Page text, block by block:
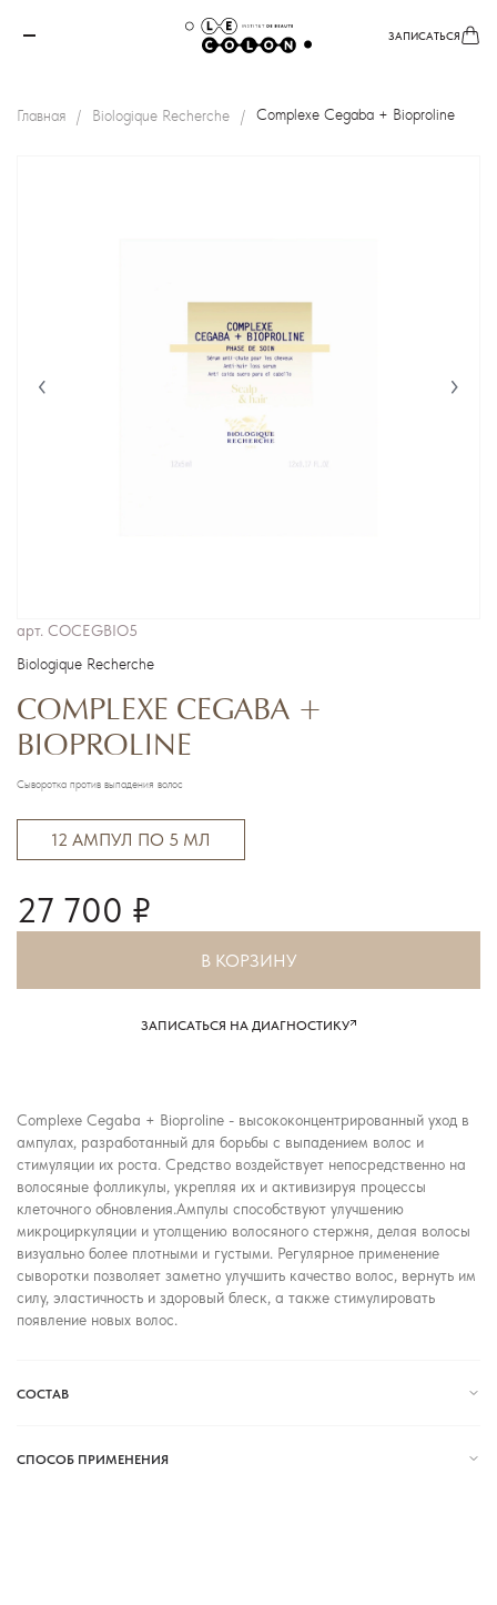
ЗАПИСАТЬСЯ
Главная Biologique Recherche Complexe Cegaba + Bioproline
арт. COCEGBIO5
Biologique Recherche
COMPLEXE CEGABA +
BIOPROLINE
12 АМПУЛ ПО 5 МЛ
27 700 ₽
В КОРЗИНУ
ЗАПИСАТЬСЯ НА ДИАГНОСТИКУ
Сыворотка против выпадения волос
Complexe Cegaba + Bioproline - высококонцентрированный уход в
ампулах, разработанный для борьбы с выпадением волос и
стимуляции их роста. Средство воздействует непосредственно на
волосяные фолликулы, укрепляя их и активизируя процессы
клеточного обновления.Ампулы способствуют улучшению
микроциркуляции и утолщению волосяного стержня, делая волосы
визуально более плотными и густыми. Регулярное применение
сыворотки позволяет заметно улучшить качество волос, вернуть им
силу, эластичность и здоровый блеск, а также стимулировать
появление новых волос.
СОСТАВ
СПОСОБ ПРИМЕНЕНИЯ